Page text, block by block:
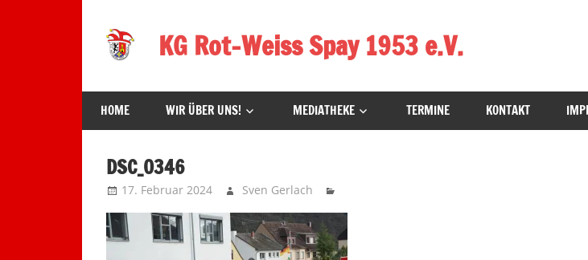
Inhalt
springen
KG Rot-Weiss Spay 1953 e.V.
in
Spay!
HOME WIR ÜBER UNS! MEDIATHEKE TERMINE KONTAKT
DSC_0346
17. Februar 2024 Sven Gerlach